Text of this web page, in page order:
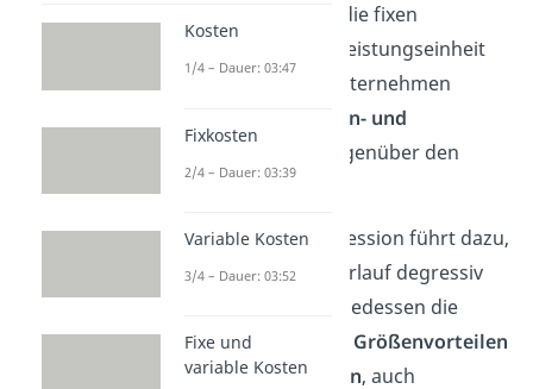
verteilt, wodurch die fixen
Stückkosten pro Leistungseinheit
sinken. Für das Unternehmen
Kosten- und
gegenüber den
Konkurrenten.
Die Fixkostendegression führt dazu,
dass der Kostenverlauf degressiv
verläuft und infolgedessen die
Unternehmen von Größenvorteilen
undSkaleneffekten, auch
Kosten
1/4 – Dauer: 03:47
Fixkosten
2/4 – Dauer: 03:39
Variable Kosten
3/4 – Dauer: 03:52
Fixe und
variable Kosten